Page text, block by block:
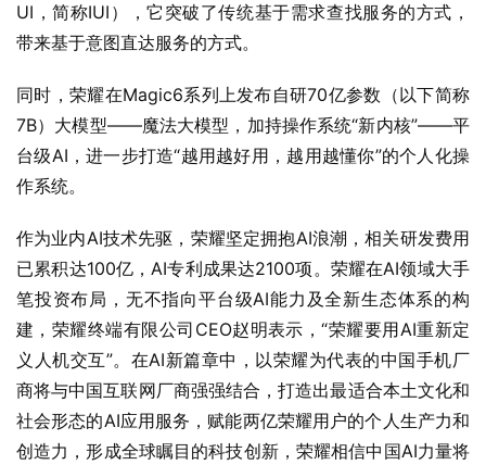
UI，简称IUI），它突破了传统基于需求查找服务的方式，
带来基于意图直达服务的方式。
同时，荣耀在Magic6系列上发布自研70亿参数（以下简称
7B）大模型——魔法大模型，加持操作系统“新内核”——平
台级AI，进一步打造“越用越好用，越用越懂你”的个人化操
作系统。
作为业内AI技术先驱，荣耀坚定拥抱AI浪潮，相关研发费用
已累积达100亿，AI专利成果达2100项。荣耀在AI领域大手
笔投资布局，无不指向平台级AI能力及全新生态体系的构
建，荣耀终端有限公司CEO赵明表示，“荣耀要用AI重新定
义人机交互”。在AI新篇章中，以荣耀为代表的中国手机厂
商将与中国互联网厂商强强结合，打造出最适合本土文化和
社会形态的AI应用服务，赋能两亿荣耀用户的个人生产力和
创造力，形成全球瞩目的科技创新，荣耀相信中国AI力量将